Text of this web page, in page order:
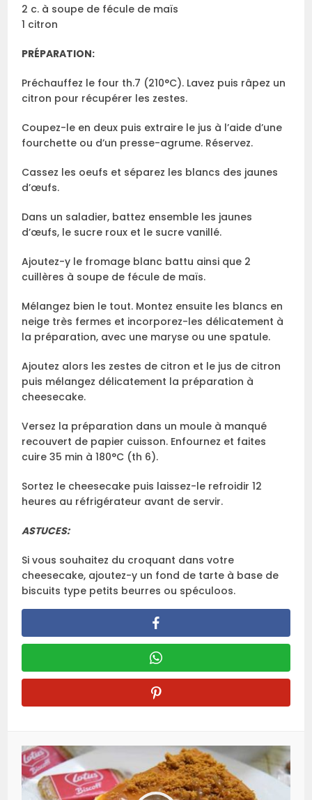
2 c. à soupe de fécule de maïs
1 citron
PRÉPARATION:
Préchauffez le four th.7 (210°C). Lavez puis râpez un
citron pour récupérer les zestes.
Coupez-le en deux puis extraire le jus à l’aide d’une
fourchette ou d’un presse-agrume. Réservez.
Cassez les oeufs et séparez les blancs des jaunes
d’œufs.
Dans un saladier, battez ensemble les jaunes
d’œufs, le sucre roux et le sucre vanillé.
Ajoutez-y le fromage blanc battu ainsi que 2
cuillères à soupe de fécule de maïs.
Mélangez bien le tout. Montez ensuite les blancs en
neige très fermes et incorporez-les délicatement à
la préparation, avec une maryse ou une spatule.
Ajoutez alors les zestes de citron et le jus de citron
puis mélangez délicatement la préparation à
cheesecake.
Versez la préparation dans un moule à manqué
recouvert de papier cuisson. Enfournez et faites
cuire 35 min à 180°C (th 6).
Sortez le cheesecake puis laissez-le refroidir 12
heures au réfrigérateur avant de servir.
ASTUCES:
Si vous souhaitez du croquant dans votre
cheesecake, ajoutez-y un fond de tarte à base de
biscuits type petits beurres ou spéculoos.